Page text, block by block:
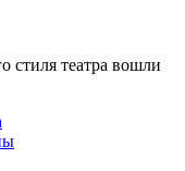
стиля театра вошли